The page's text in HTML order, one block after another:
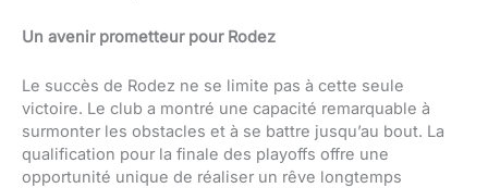
Un avenir prometteur pour Rodez
Le succès de Rodez ne se limite pas à cette seule
victoire. Le club a montré une capacité remarquable à
surmonter les obstacles et à se battre jusqu’au bout. La
qualification pour la finale des playoffs offre une
opportunité unique de réaliser un rêve longtemps